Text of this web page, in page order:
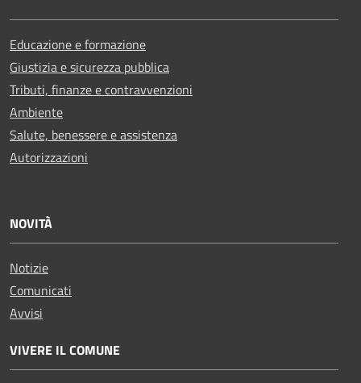
Educazione e formazione
Giustizia e sicurezza pubblica
Tributi, finanze e contravvenzioni
Ambiente
Salute, benessere e assistenza
Autorizzazioni
NOVITÀ
Notizie
Comunicati
Avvisi
VIVERE IL COMUNE